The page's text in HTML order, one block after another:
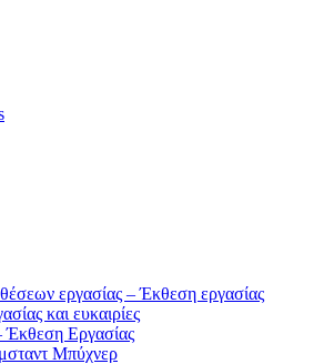
εργασίας – Έκθεση εργασίας
και ευκαιρίες
Εργασίας
Μπύχνερ